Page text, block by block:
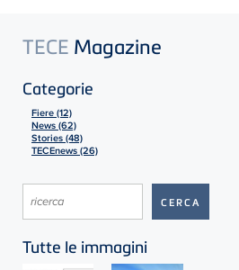
TECE Magazine
Categorie
Fiere (12)
News (62)
Stories (48)
TECEnews (26)
Tutte le immagini